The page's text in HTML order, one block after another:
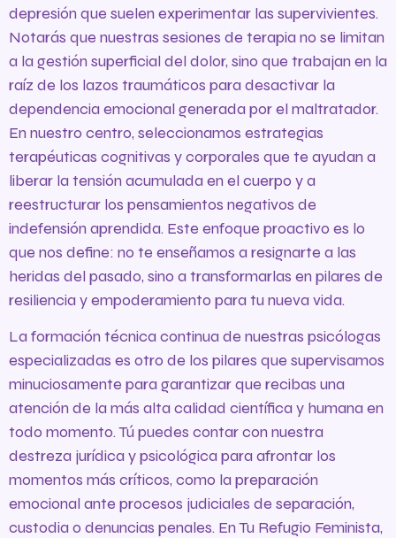
depresión que suelen experimentar las supervivientes.
Notarás que nuestras sesiones de terapia no se limitan
a la gestión superficial del dolor, sino que trabajan en la
raíz de los lazos traumáticos para desactivar la
dependencia emocional generada por el maltratador.
En nuestro centro, seleccionamos estrategias
terapéuticas cognitivas y corporales que te ayudan a
liberar la tensión acumulada en el cuerpo y a
reestructurar los pensamientos negativos de
indefensión aprendida. Este enfoque proactivo es lo
que nos define: no te enseñamos a resignarte a las
heridas del pasado, sino a transformarlas en pilares de
resiliencia y empoderamiento para tu nueva vida.
La formación técnica continua de nuestras psicólogas
especializadas es otro de los pilares que supervisamos
minuciosamente para garantizar que recibas una
atención de la más alta calidad científica y humana en
todo momento. Tú puedes contar con nuestra
destreza jurídica y psicológica para afrontar los
momentos más críticos, como la preparación
emocional ante procesos judiciales de separación,
custodia o denuncias penales. En Tu Refugio Feminista,